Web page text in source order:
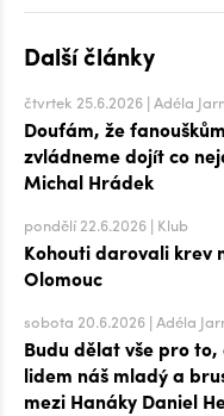
Další články
čtvrtek 25.6.2026 | Adéla
Doufám, že
zvládneme dojít co
Michal Hrádek
pondělí 22.6.2026 | Klub
Kohouti darovali krev
Olomouc
sobota 20.6.2026 | Adéla
Budu dělat vše pro
lidem náš mladý a
mezi Hanáky Daniel